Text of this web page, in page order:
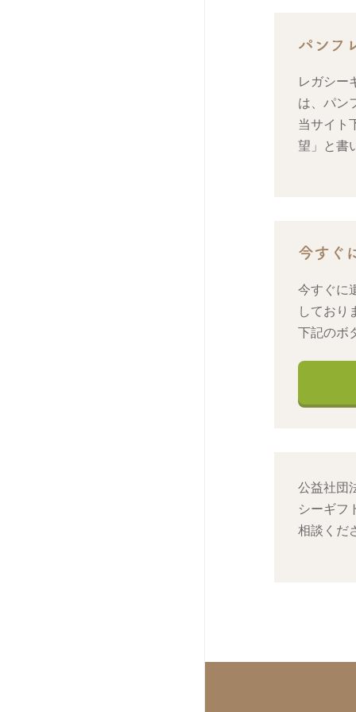
パンフ
レガシー
は、パン
当サイト
望」と書
今すぐ
今すぐに
しており
下記のボ
公益社団
シーギフ
相談くだ